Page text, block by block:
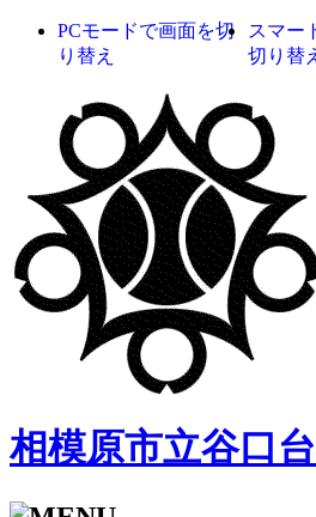
PCモードで画面を切
り替え
スマー
切り替
相模原市立谷口